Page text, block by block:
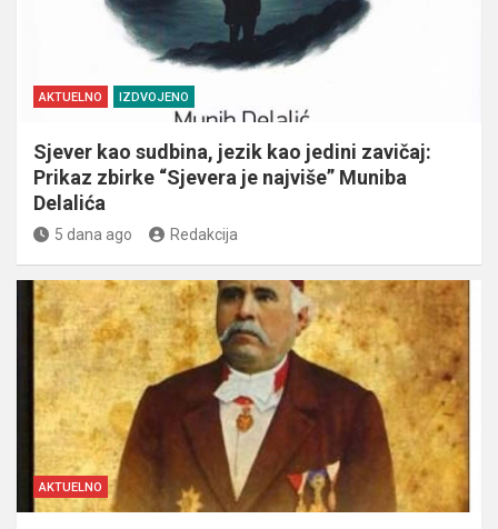
AKTUELNO IZDVOJENO
Sjever kao sudbina, jezik kao jedini zavičaj:
Prikaz zbirke “Sjevera je najviše” Muniba
Delalića
5 dana ago Redakcija
AKTUELNO